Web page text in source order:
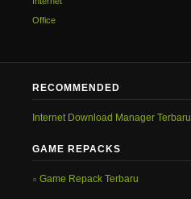
Office
RECOMMENDED
Internet Download Manager Terbaru
GAME REPACKS
Game Repack Terbaru